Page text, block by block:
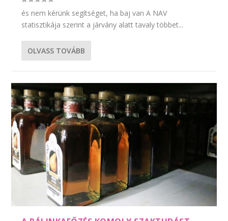
és nem kérünk segítséget, ha baj van A NAV
statisztikája szerint a járvány alatt tavaly többet...
OLVASS TOVÁBB